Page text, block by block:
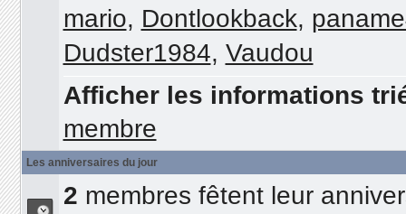
mario, Dontlookback,
Dudster1984, Vaudou
Afficher les informations
membre
Les anniversaires du jour
2 membres fêtent leur